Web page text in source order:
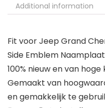
Additional information
Fit voor Jeep Grand
Side Emblem
100% nieuw en van
Gemaakt van
en gemakkelijk te